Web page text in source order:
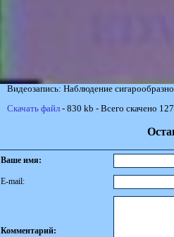
Видеозапись: Наблюдение
Скачать файл - 830 kb - Всего скачено
Ваше имя:
E-mail:
Комментарий: